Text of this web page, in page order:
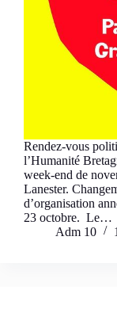
Rendez-vous
l’Humanité
week-end de
Lanester.
d’organisation
23 octobre. Le…
Adm 10